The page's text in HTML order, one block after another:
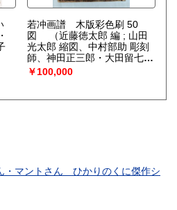
若冲画譜 木版彩色刷 50
図
（近藤徳太郎 編 ; 山田
光太郎 縮図、中村部助 彫刻
師、神田正三郎・大田留七
摺師）
￥100,000
・マントさん ひかりのくに傑作シ